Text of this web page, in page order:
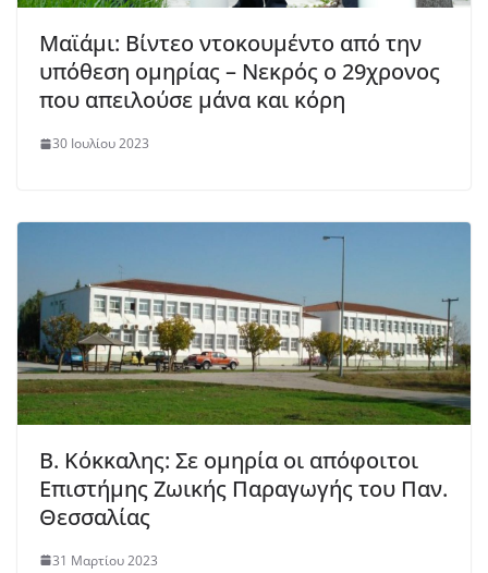
Μαϊάμι: Βίντεο ντοκουμέντο από την
υπόθεση ομηρίας – Νεκρός ο 29χρονος
που απειλούσε μάνα και κόρη
30 Ιουλίου 2023
Β. Κόκκαλης: Σε ομηρία οι απόφοιτοι
Επιστήμης Ζωικής Παραγωγής του Παν.
Θεσσαλίας
31 Μαρτίου 2023